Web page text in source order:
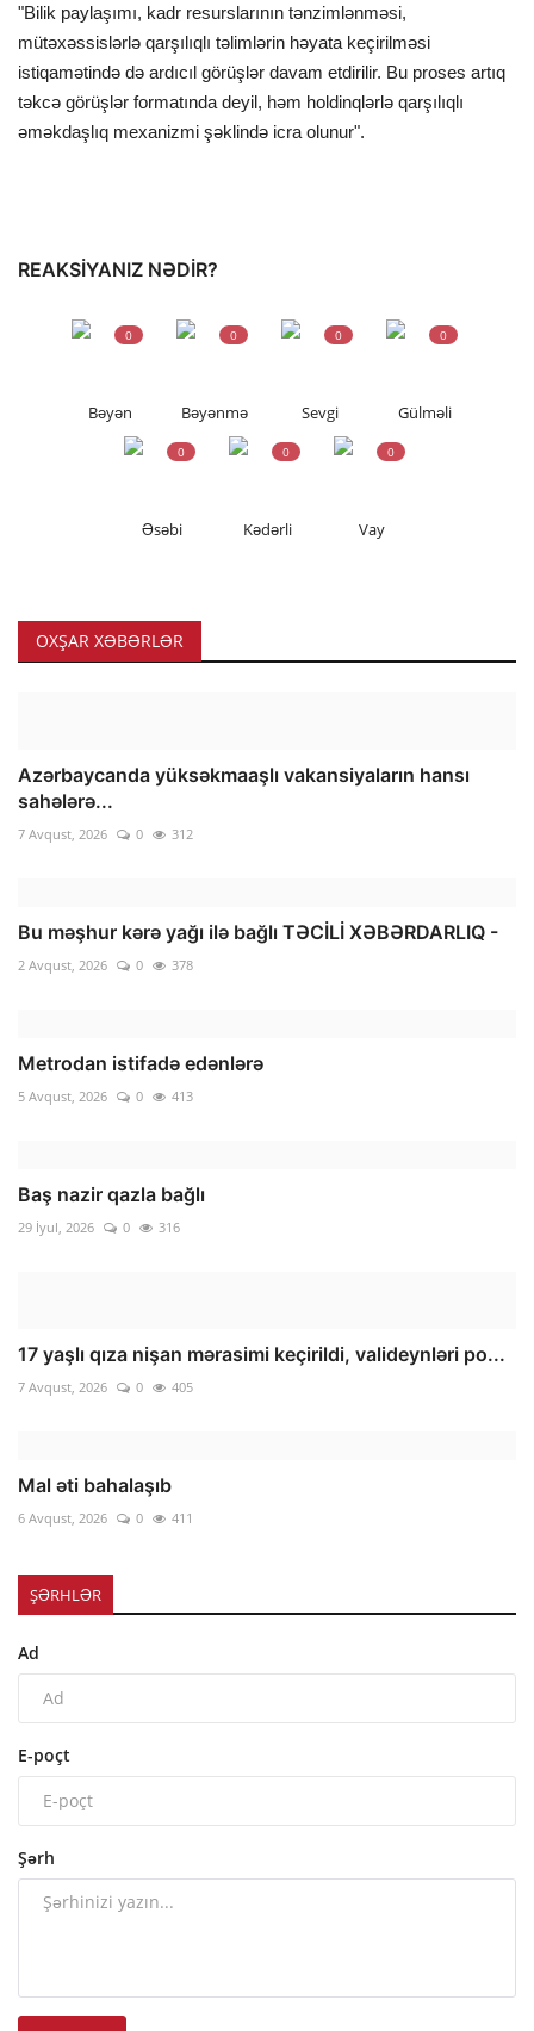
"Bilik paylaşımı, kadr resurslarının tənzimlənməsi,
mütəxəssislərlə qarşılıqlı təlimlərin həyata keçirilməsi
istiqamətində də ardıcıl görüşlər davam etdirilir. Bu proses artıq
təkcə görüşlər formatında deyil, həm holdinqlərlə qarşılıqlı
əməkdaşlıq mexanizmi şəklində icra olunur".
REAKSIYANIZ NƏDIR?
Bəyən
0
Bəyənmə
0
Sevgi
0
Gülməli
0
Əsəbi
0
Kədərli
0
Vay
0
OXŞAR XƏBƏRLƏR
Azərbaycanda yüksəkmaaşlı vakansiyaların hansı
sahələrə...
7 Avqust, 2026 0 312
Bu məşhur kərə yağı ilə bağlı TƏCİLİ XƏBƏRDARLIQ -
2 Avqust, 2026 0 378
Metrodan istifadə edənlərə
5 Avqust, 2026 0 413
Baş nazir qazla bağlı
29 İyul, 2026 0 316
17 yaşlı qıza nişan mərasimi keçirildi, valideynləri po...
7 Avqust, 2026 0 405
Mal əti bahalaşıb
6 Avqust, 2026 0 411
ŞƏRHLƏR
Ad
E-poçt
Şərh